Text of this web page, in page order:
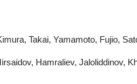
Takai, Yamamoto, Fujio,
Hamraliev, Jaloliddinov,